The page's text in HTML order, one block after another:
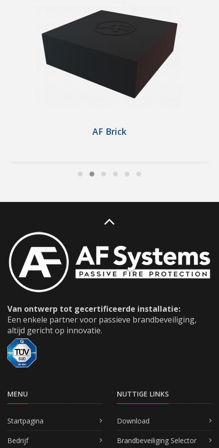
AF Brick
Van ontwerp tot gecertificeerde installatie:
Een enkele partner voor passieve brandbeveiliging,
altijd gericht op innovatie.
MENU
Startpagina
Bedrijf
NUTTIGE LINKS
Download
Brandbeveiliging Selector